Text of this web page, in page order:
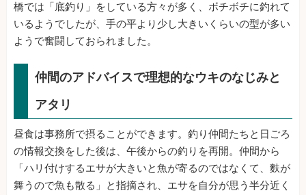
橋では「底釣り」をしている方々が多く、ボチボチに釣れて
いるようでしたが、手の平より少し大きいくらいの型が多い
ようで奮闘しておられました。
仲間のアドバイスで理想的なウキのなじみと
アタリ
昼食は事務所で摂ることができます。釣り仲間たちと日ごろ
の情報交換をした後は、午後からの釣りを再開。仲間から
「ハリ付けするエサが大きいと魚が寄るのではなくて、麩が
舞うので魚も散る」と指摘され、エサを自分が思う半分近く